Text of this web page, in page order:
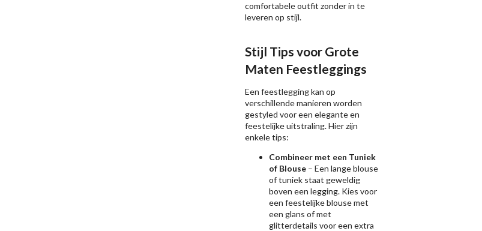
comfortabele outfit zonder in te
leveren op stijl.
Stijl Tips voor Grote
Maten Feestleggings
Een feestlegging kan op
verschillende manieren worden
gestyled voor een elegante en
feestelijke uitstraling. Hier zijn
enkele tips:
Combineer met een Tuniek
of Blouse – Een lange blouse
of tuniek staat geweldig
boven een legging. Kies voor
een feestelijke blouse met
een glans of met
glitterdetails voor een extra